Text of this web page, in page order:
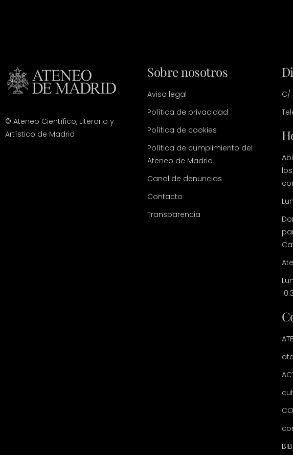
© Ateneo Científico, Literario y
Artístico de Madrid
Sobre nosotros
Aviso legal
Política de privacidad
Política de cookies
Política de cumplimiento del
Ateneo de Madrid
Canal de denuncias
Contacto
Transparencia
C/